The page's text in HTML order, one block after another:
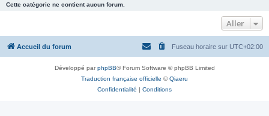
Cette catégorie ne contient aucun forum.
Aller
Accueil du forum Fuseau horaire sur UTC+02:00
Développé parphpBB® Forum Software © phpBB Limited
Traduction française officielle ©Qiaeru
Confidentialité | Conditions